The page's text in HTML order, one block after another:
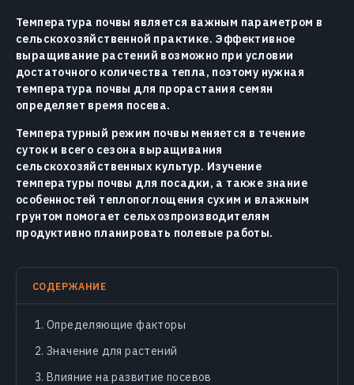
Температура почвы является важным параметром в
сельскохозяйственной практике. Эффективное
выращивание растений возможно при условии
достаточного количества тепла, поэтому нужная
температура почвы для прорастания семян
определяет время посева.
Температурный режим почвы меняется в течение
суток и всего сезона выращивания
сельскохозяйственных культур. Изучение
температуры почвы для посадки, а также знание
особенностей теплопоглощения сухим и влажным
грунтом помогает сельхозпроизводителям
продуктивно планировать полевые работы.
СОДЕРЖАНИЕ
Определяющие факторы
Значение для растений
Влияние на развитие посевов